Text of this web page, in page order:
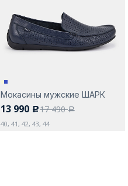
Мокасины мужские ШАРК
13 990 c17 490a
40, 41, 42, 43, 44